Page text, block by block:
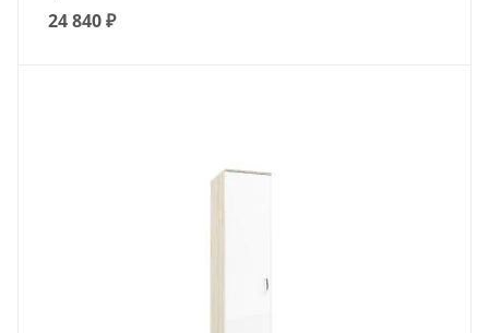
24 840₽